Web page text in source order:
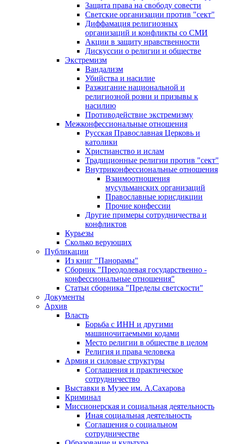
Защита права на свободу совести
Светские организации против "сект"
Диффамация религиозных
организаций и конфликты со СМИ
Акции в защиту нравственности
Дискуссии о религии и обществе
Экстремизм
Вандализм
Убийства и насилие
Разжигание национальной и
религиозной розни и призывы к
насилию
Противодействие экстремизму
Межконфессиональные отношения
Русская Православная Церковь и
католики
Христианство и ислам
Традиционные религии против "сект"
Внутриконфессиональные отношения
Взаимоотношения
мусульманских организаций
Православные юрисдикции
Прочие конфессии
Другие примеры сотрудничества и
конфликтов
Курьезы
Сколько верующих
Публикации
Из книг "Панорамы"
Сборник "Преодолевая государственно -
конфессиональные отношения"
Статьи сборника "Пределы светскости"
Документы
Архив
Власть
Борьба с ИНН и другими
машиночитаемыми кодами
Место религии в обществе в целом
Религия и права человека
Армия и силовые структуры
Соглашения и практическое
сотрудничество
Выставки в Музее им. А.Сахарова
Криминал
Миссионерская и социальная деятельность
Иная социальная деятельность
Соглашения о социальном
сотрудничестве